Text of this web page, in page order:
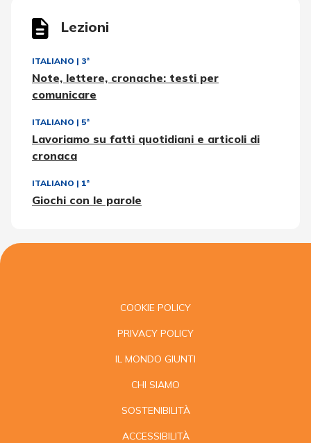
Lezioni
ITALIANO | 3ª
Note, lettere, cronache: testi per
comunicare
ITALIANO | 5ª
Lavoriamo su fatti quotidiani e articoli di
cronaca
ITALIANO | 1ª
Giochi con le parole
COOKIE POLICY
PRIVACY POLICY
IL MONDO GIUNTI
CHI SIAMO
SOSTENIBILITÀ
ACCESSIBILITÀ